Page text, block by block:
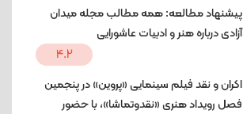
پیشنهاد مطالعه: همه مطالب مجله میدان
آزادی درباره هنر و ادبیات عاشورایی
4.2
اکران و نقد فیلم سینمایی «پروین» در پنجمین
فصل رویداد هنری «نقدوتماشا»، با حضور